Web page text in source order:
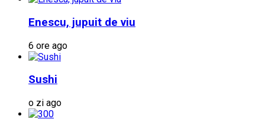
Enescu, jupuit de viu
6 ore ago
Sushi
o zi ago